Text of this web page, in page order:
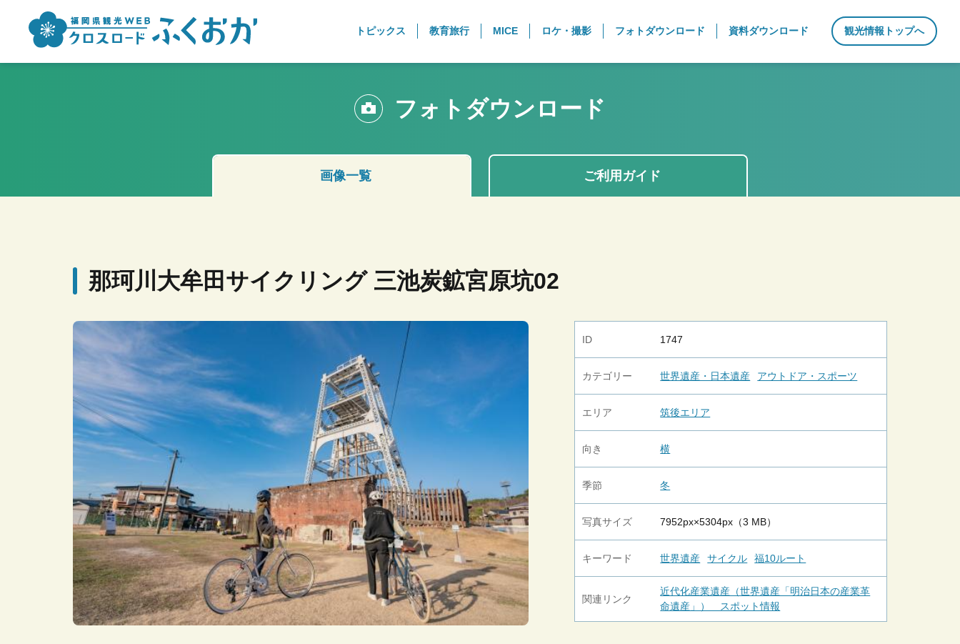
トピックス 教育旅行 MICE ロケ・撮影 フォトダウンロード 資料ダウンロード 観光情報トップへ
フォトダウンロード
画像一覧 ご利用ガイド
那珂川大牟田サイクリング 三池炭鉱宮原坑02
ID 1747
カテゴリー 世界遺産・日本遺産 アウトドア・スポーツ
エリア 筑後エリア
向き 横
季節 冬
写真サイズ 7952px×5304px（3 MB）
キーワード 世界遺産 サイクル 福10ルート
関連リンク
近代化産業遺産（世界遺産「明治日本の産業革
命遺産」） スポット情報